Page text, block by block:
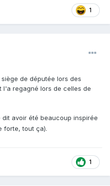
1
de députée lors des
l'a regagné lors de celles de
dit avoir été beaucoup inspirée
forte, tout ça).
1